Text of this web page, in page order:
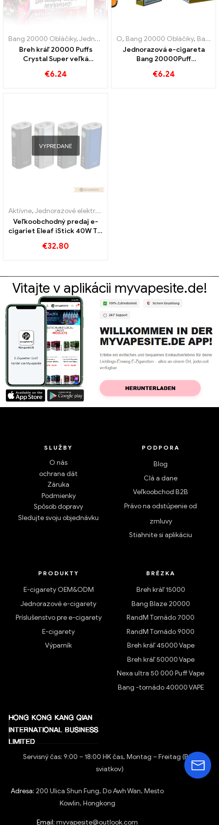
Bang 20000 Obláčiky,Jednorazové e-cigarety ,Jednorazové
Breh kráľ 20000 Puffs
Crystal Super veľká
kapacita a trojitá sieťová
cievka
€6.24
O, Bang 20000 Obláčiky, Bang KING
Jednorazová e-cigareta
Bang 20000Puff
Čučoriedka s príchuťou
vodného melónu a dvojitou
€6.24
VYPREDANÉ
Aktívne,Jednorazové elektronické cigarety Belgicko
Veľkoobchodný predaj e-
cigariet Eleaf iStick 40W TC
€32.80
Vitajte v aplikácii myvapesite.de!
SLUŽBY
O nás
ochrana dát
Záruka
Podmienky
Spôsob dopravy
Sledujte svoju objednávku
PODPORA
Blog
Clá a dane
Veľkoobchod B2B
Právo na odstúpenie od
zmluvy
Stiahnite si aplikáciu
PRODUKTY
E-cigarety OEM&ODM
Jednorazové e-cigarety
Príslušenstvo pre e-cigarety
E-cigarety
Výparník
BRÉZKA
Breh kráľ 15000
Bang Blaze 20000
RandM Tornádo 7000
RandM Tornádo 9000
Breh kráľ 45000 Vape
Breh kráľ 50000 Vape
Nexa ultra 50 000 Puff Vape
Bang -tornádo 40000 VAPE
Servisný čas: 9:00 – 18:00 HK čas, Montag – Freitag (Bez
sviatkov)
Adresa: 200 Ulica Shun Fung, Do Awh Wan, Mesto
Kowlin, Hongkong
Email: myvapesite@outlook.com